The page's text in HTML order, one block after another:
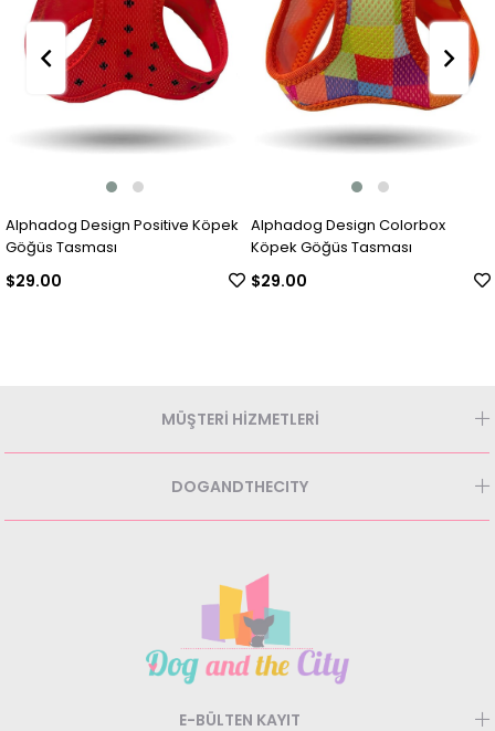
Alphadog Design Positive Köpek
Göğüs Tasması
$29.00
Alphadog Design Colorbox
Köpek Göğüs Tasması
$29.00
MÜŞTERİ HİZMETLERİ
DOGANDTHECITY
E-BÜLTEN KAYIT